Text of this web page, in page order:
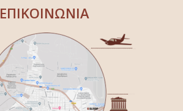
ΕΠΙΚΟΙΝΩΝΙΑ